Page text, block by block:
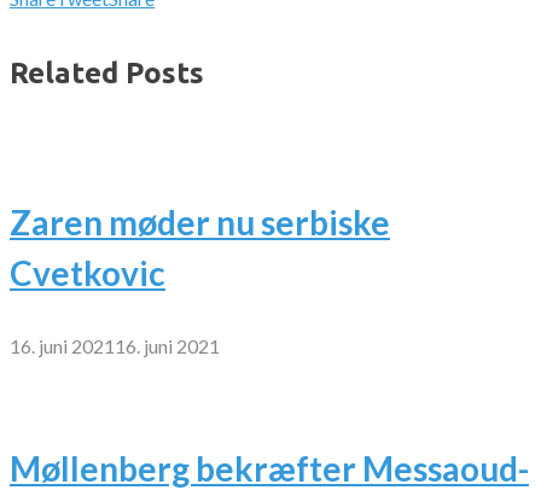
Related Posts
Zaren møder nu serbiske
Cvetkovic
16. juni 2021 16. juni 2021
Møllenberg bekræfter Messaoud-